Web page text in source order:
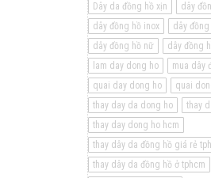
Dây da đồng hồ xịn
dây
dây đồng hồ inox
dây đồng
dây đồng hồ nữ
dây đồng
lam day dong ho
mua dây
quai day dong ho
quai
thay day da dong ho
thay
thay day dong ho hcm
thay dây da đồng hồ giá rẻ
thay dây da đồng hồ ở tphcm